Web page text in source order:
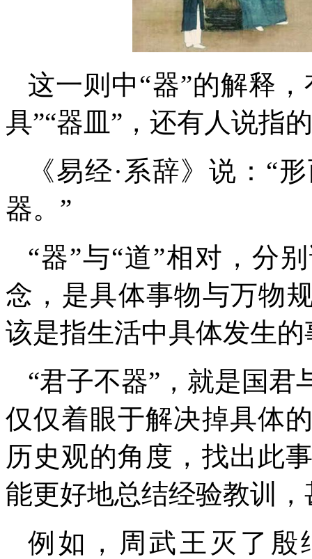
这一则中“器”的解释
具”“器皿”，还有人说指
《易经·系辞》说：“
器。”
“器”与“道”相对，分
念，是具体事物与万物
该是指生活中具体发生
“君子不器”，就是国
仅仅着眼于解决掉具体
历史观的角度，找出此
能更好地总结经验教训
例如，周武王灭了殷